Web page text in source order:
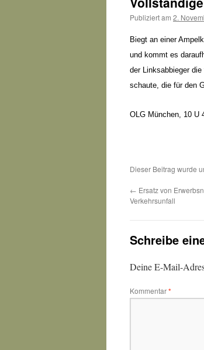
Publiziert am 2.
Biegt an einer
und kommt es
der Linksabbieger
schaute, die für den
OLG München, 10 U
Dieser Beitrag wurde
← Ersatz von
Verkehrsunfall
Schreibe
Deine E-Mail-
Kommentar*